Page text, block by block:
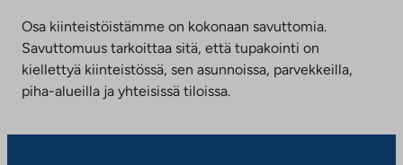
Osa kiinteistöistämme on kokonaan savuttomia.
Savuttomuus tarkoittaa sitä, että tupakointi on
kiellettyä kiinteistössä, sen asunnoissa, parvekkeilla,
piha-alueilla ja yhteisissä tiloissa.